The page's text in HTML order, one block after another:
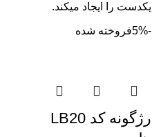
یک­دست را ایجاد می­کند.
-5% فروخته شده
رژگونه کد LB20